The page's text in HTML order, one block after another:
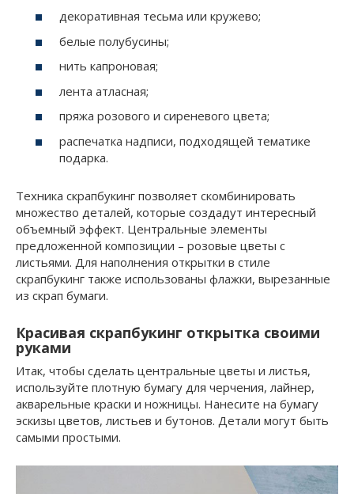
декоративная тесьма или кружево;
белые полубусины;
нить капроновая;
лента атласная;
пряжа розового и сиреневого цвета;
распечатка надписи, подходящей тематике
подарка.
Техника скрапбукинг позволяет скомбинировать
множество деталей, которые создадут интересный
объемный эффект. Центральные элементы
предложенной композиции – розовые цветы с
листьями. Для наполнения открытки в стиле
скрапбукинг также использованы флажки, вырезанные
из скрап бумаги.
Красивая скрапбукинг открытка своими
руками
Итак, чтобы сделать центральные цветы и листья,
используйте плотную бумагу для черчения, лайнер,
акварельные краски и ножницы. Нанесите на бумагу
эскизы цветов, листьев и бутонов. Детали могут быть
самыми простыми.